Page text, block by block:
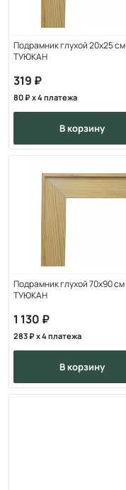
Подрамник глухой 20х25 см
ТУЮКАН
319
80 x 4 платежа
в корзину
Подрамник глухой 70x90 см
ТУЮКАН
1 130
283 x 4 платежа
в корзину